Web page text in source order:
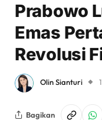
Prabowo
Emas
Revolusi
Olin Sianturi
Bagikan